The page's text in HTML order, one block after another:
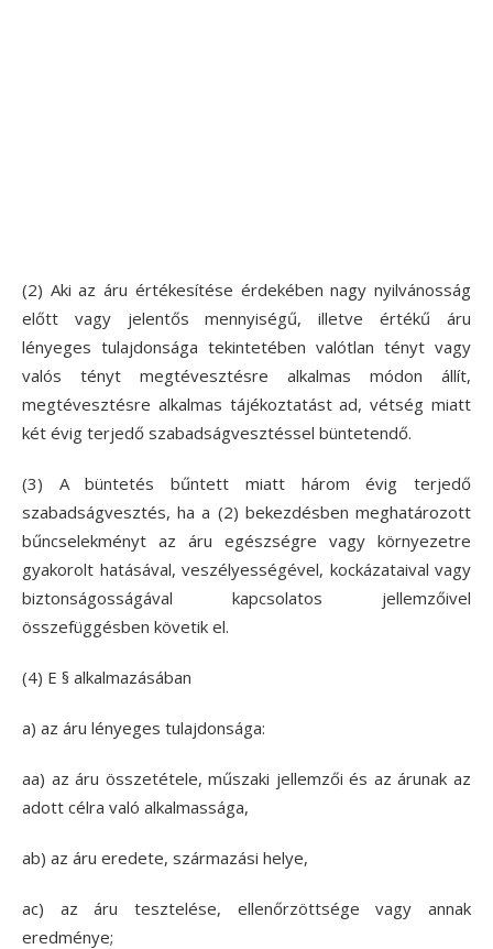
(2) Aki az áru értékesítése érdekében nagy nyilvánosság
előtt vagy jelentős mennyiségű, illetve értékű áru
lényeges tulajdonsága tekintetében valótlan tényt vagy
valós tényt megtévesztésre alkalmas módon állít,
megtévesztésre alkalmas tájékoztatást ad, vétség miatt
két évig terjedő szabadságvesztéssel büntetendő.
(3) A büntetés bűntett miatt három évig terjedő
szabadságvesztés, ha a (2) bekezdésben meghatározott
bűncselekményt az áru egészségre vagy környezetre
gyakorolt hatásával, veszélyességével, kockázataival vagy
biztonságosságával kapcsolatos jellemzőivel
összefüggésben követik el.
(4) E § alkalmazásában
a) az áru lényeges tulajdonsága:
aa) az áru összetétele, műszaki jellemzői és az árunak az
adott célra való alkalmassága,
ab) az áru eredete, származási helye,
ac) az áru tesztelése, ellenőrzöttsége vagy annak
eredménye;